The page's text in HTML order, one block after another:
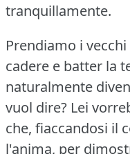
tranquillamente.
Prendiamo i
cadere e batter la
naturalmente
vuol dire? Lei
che, fiaccandosi il
l'anima, per